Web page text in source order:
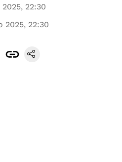
2025, 22:30
2025, 22:30